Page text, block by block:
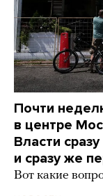
Почти
в центре
Власти
и сразу же
Вот какие